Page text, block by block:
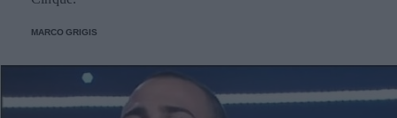
MARCO GRIGIS